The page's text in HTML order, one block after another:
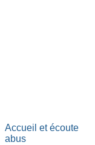
Accueil et écoute
abus